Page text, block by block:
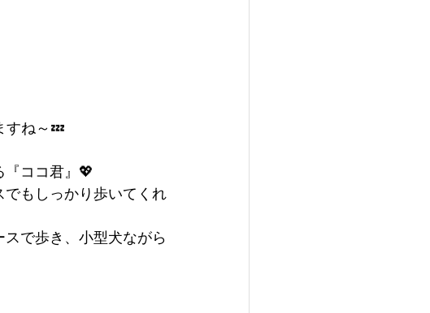
すね～💤
ココ君』💖
もしっかり歩いてくれ
で歩き、小型犬ながら